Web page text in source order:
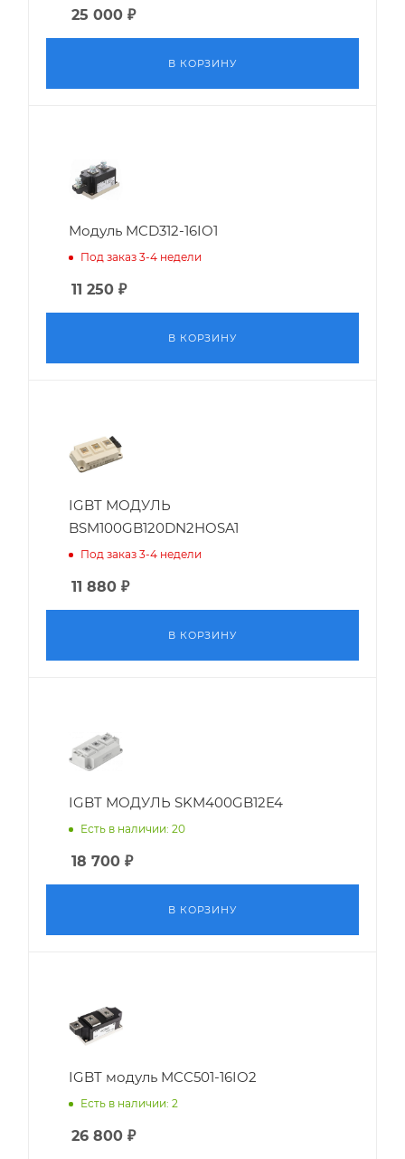
25 000 ₽
В КОРЗИНУ
Модуль MCD312-16IO1
Под заказ 3-4 недели
11 250 ₽
В КОРЗИНУ
IGBT МОДУЛЬ
BSM100GB120DN2HOSA1
Под заказ 3-4 недели
11 880 ₽
В КОРЗИНУ
IGBT МОДУЛЬ SKM400GB12E4
Есть в наличии: 20
18 700 ₽
В КОРЗИНУ
IGBT модуль MCC501-16IO2
Есть в наличии: 2
26 800 ₽